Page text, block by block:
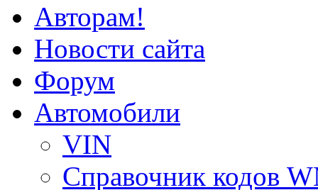
Авторам!
Новости сайта
Форум
Автомобили
VIN
Справочник кодов